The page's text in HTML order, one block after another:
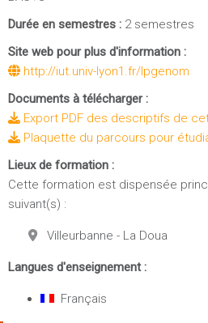
Durée en semestres : 2 semestres
Site web pour plus d'information :
http://iut.univ-lyon1.fr/lpgenom
Documents à télécharger :
Export PDF des descriptifs de
Plaquette du parcours pour
Lieux de formation :
Cette formation est dispensée
suivant(s) :
Villeurbanne - La Doua
Langues d'enseignement :
Français